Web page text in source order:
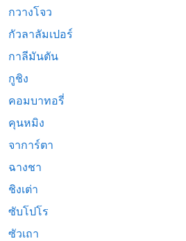
กวางโจว
กัวลาลัมเปอร์
กาลีมันตัน
กูชิง
คอมบาทอรี่
คุนหมิง
จาการ์ตา
ฉางชา
ชิงเต่า
ซับโปโร
ซัวเถา